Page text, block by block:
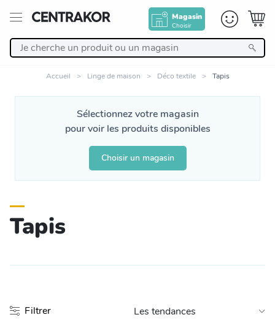
Magasin
Choisir
Nos Produits
Décoration
Linge de maison
Cuisine et art de la table
Salle de bain et beauté
Accueil Linge de maison Déco textile Tapis
Sélectionnez votre magasin
pour voir les produits disponibles
Choisir un magasin
Tapis
Filtrer